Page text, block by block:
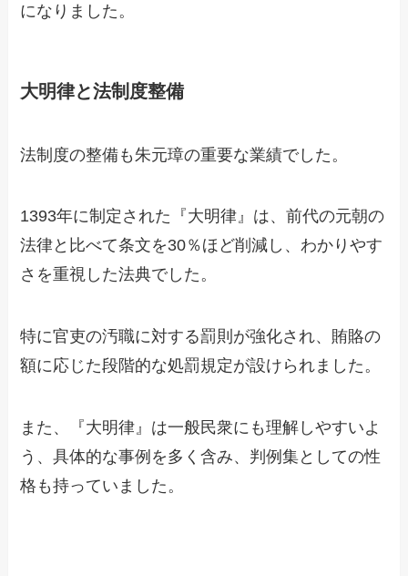
になりました。
大明律と法制度整備
法制度の整備も朱元璋の重要な業績でした。
1393年に制定された『大明律』は、前代の元朝の
法律と比べて条文を30％ほど削減し、わかりやす
さを重視した法典でした。
特に官吏の汚職に対する罰則が強化され、賄賂の
額に応じた段階的な処罰規定が設けられました。
また、『大明律』は一般民衆にも理解しやすいよ
う、具体的な事例を多く含み、判例集としての性
格も持っていました。